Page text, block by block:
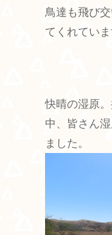
鳥達も飛び
てくれていま
快晴の湿原
中、皆さん
ました。